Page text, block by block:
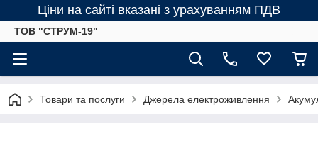
Ціни на сайті вказані з урахуванням ПДВ
ТОВ "СТРУМ-19"
Товари та послуги Джерела електроживлення